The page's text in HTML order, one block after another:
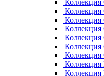
Коллекция
Коллекция
Коллекция
Коллекция
Коллекция
Коллекция
Коллекция